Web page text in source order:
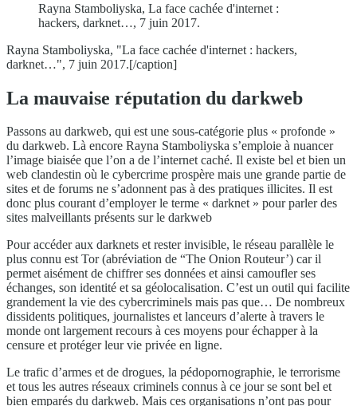
Rayna Stamboliyska, La face cachée d'internet :
hackers, darknet…, 7 juin 2017.
Rayna Stamboliyska, "La face cachée d'internet : hackers,
darknet…", 7 juin 2017.[/caption]
La mauvaise réputation du darkweb
Passons au darkweb, qui est une sous-catégorie plus « profonde »
du darkweb. Là encore Rayna Stamboliyska s’emploie à nuancer
l’image biaisée que l’on a de l’internet caché. Il existe bel et bien un
web clandestin où le cybercrime prospère mais une grande partie de
sites et de forums ne s’adonnent pas à des pratiques illicites. Il est
donc plus courant d’employer le terme « darknet » pour parler des
sites malveillants présents sur le darkweb
Pour accéder aux darknets et rester invisible, le réseau parallèle le
plus connu est Tor (abréviation de “The Onion Routeur’) car il
permet aisément de chiffrer ses données et ainsi camoufler ses
échanges, son identité et sa géolocalisation. C’est un outil qui facilite
grandement la vie des cybercriminels mais pas que… De nombreux
dissidents politiques, journalistes et lanceurs d’alerte à travers le
monde ont largement recours à ces moyens pour échapper à la
censure et protéger leur vie privée en ligne.
Le trafic d’armes et de drogues, la pédopornographie, le terrorisme
et tous les autres réseaux criminels connus à ce jour se sont bel et
bien emparés du darkweb. Mais ces organisations n’ont pas pour